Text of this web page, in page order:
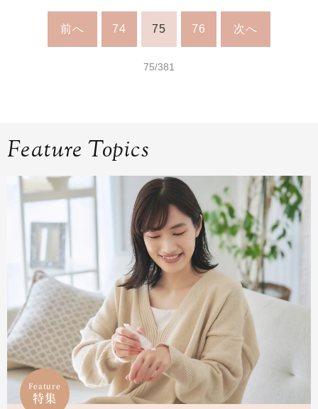
前へ 74 75 76 次へ
75/381
Feature Topics
Feature
特集